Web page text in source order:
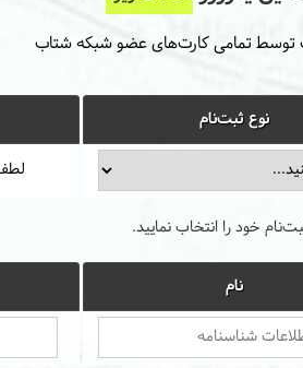
توسط تمامی کارت‌های عضو شبکه شتاب
نوع ثبت‌نام
خود را انتخاب نمایید.
نام